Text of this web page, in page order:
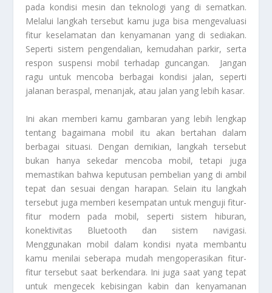
pada kondisi mesin dan teknologi yang di sematkan.
Melalui langkah tersebut kamu juga bisa mengevaluasi
fitur keselamatan dan kenyamanan yang di sediakan.
Seperti sistem pengendalian, kemudahan parkir, serta
respon suspensi mobil terhadap guncangan. Jangan
ragu untuk mencoba berbagai kondisi jalan, seperti
jalanan beraspal, menanjak, atau jalan yang lebih kasar.
Ini akan memberi kamu gambaran yang lebih lengkap
tentang bagaimana mobil itu akan bertahan dalam
berbagai situasi. Dengan demikian, langkah tersebut
bukan hanya sekedar mencoba mobil, tetapi juga
memastikan bahwa keputusan pembelian yang di ambil
tepat dan sesuai dengan harapan. Selain itu langkah
tersebut juga memberi kesempatan untuk menguji fitur-
fitur modern pada mobil, seperti sistem hiburan,
konektivitas Bluetooth dan sistem navigasi.
Menggunakan mobil dalam kondisi nyata membantu
kamu menilai seberapa mudah mengoperasikan fitur-
fitur tersebut saat berkendara. Ini juga saat yang tepat
untuk mengecek kebisingan kabin dan kenyamanan